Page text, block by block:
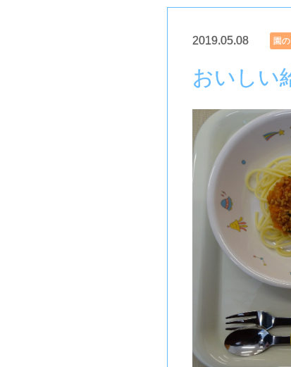
2019.05.08 園
おいしい